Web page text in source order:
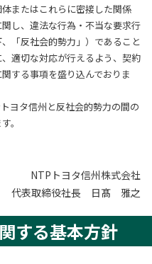
またはこれらに密接した関係
し、違法な行為・不当な要求行
「反社会的勢力」）であること
適切な対応が行えるよう、契約
する事項を盛り込んでおりま
ヨタ信州と反社会的勢力の間の
。
NTPトヨタ信州株式会社
代表取締役社長 日髙 雅之
する基本方針